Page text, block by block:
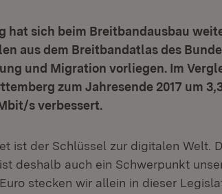
hat sich beim Breitbandausbau
aus dem Breitbandatlas des
und Migration vorliegen. Im
zum Jahresende 2017 um
s verbessert.
ist der Schlüssel zur digitalen Welt.
deshalb auch ein Schwerpunkt
stecken wir allein in dieser